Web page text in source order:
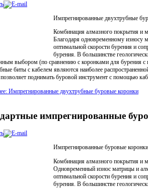
Импрегнированные двухтрубные
Комбинация алмазного покрытия и
Благодаря одновременному износу
оптимальной скорости бурения и
бурения. В большинстве
выбором (по сравнению с коронками для бурения
биты с кабелем являются наиболее
поднимать буровой инструмент с помощью
Импрегнированные двухтрубные буровые коронки
импрегнированные
Импрегнированные буровые
Комбинация алмазного покрытия и
Одновременный износ матрицы и
оптимальной скорости бурения и
бурения. В большинстве